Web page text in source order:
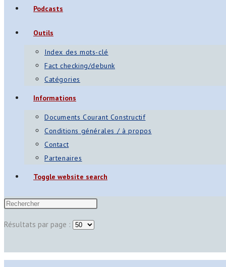
Podcasts
Outils
Index des mots-clé
Fact checking/debunk
Catégories
Informations
Documents Courant Constructif
Conditions générales / à propos
Contact
Partenaires
Toggle website search
Résultats par page :